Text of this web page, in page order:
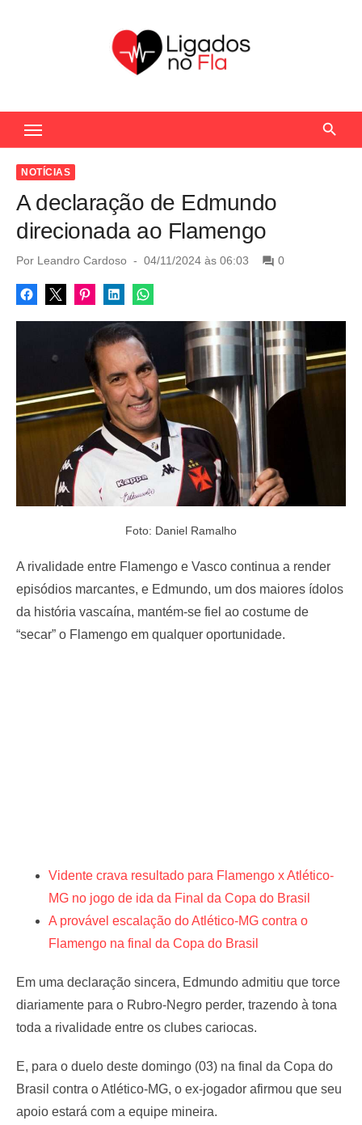
c
NOTÍCIAS
A declaração de Edmundo
direcionada ao Flamengo
Por Leandro Cardoso
P
s
t
o
n
04/11/2024 às 06:03 0
Foto: Daniel Ramalho
A rivalidade entre Flamengo e Vasco continua a render
episódios marcantes, e Edmundo, um dos maiores ídolos
da história vascaína, mantém-se fiel ao costume de
“secar” o Flamengo em qualquer oportunidade.
Vidente crava resultado para Flamengo x Atlético-
MG no jogo de ida da Final da Copa do Brasil
A provável escalação do Atlético-MG contra o
Flamengo na final da Copa do Brasil
Em uma declaração sincera, Edmundo admitiu que torce
diariamente para o Rubro-Negro perder, trazendo à tona
toda a rivalidade entre os clubes cariocas.
E, para o duelo deste domingo (03) na final da Copa do
Brasil contra o Atlético-MG, o ex-jogador afirmou que seu
apoio estará com a equipe mineira.